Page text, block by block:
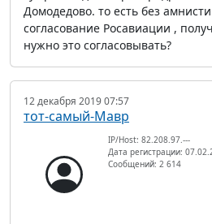
Домодедово. то есть без
согласование Росавиации ,
нужно это согласовывать?
12 декабря 2019 07:57
тот-самый-Мавр
IP/Host: 82.208.97.---
Дата регистрации:
Сообщений: 2 614